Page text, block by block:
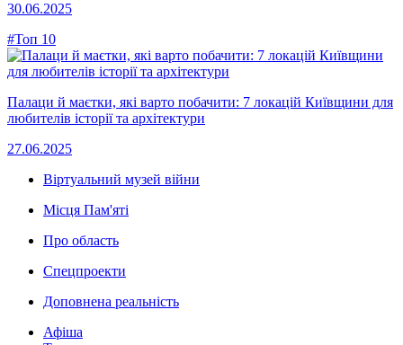
30.06.2025
#Топ 10
Палаци й маєтки, які варто побачити: 7 локацій Київщини для
любителів історії та архітектури
27.06.2025
Віртуальний музей війни
Місця Пам'яті
Про область
Спецпроекти
Доповнена реальність
Афіша